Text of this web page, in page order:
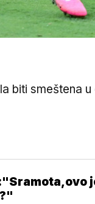
biti smeštena